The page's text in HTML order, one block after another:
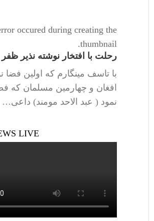
occured during creating the
thumbnail.
رحلت با افتخار نوشته نذیر ظفر
با تاسف مینگارم که اولین فضا
افغان و چهارمین مسلمان که
نمود ( عبد الاحد مومند) داعی…
LIVE